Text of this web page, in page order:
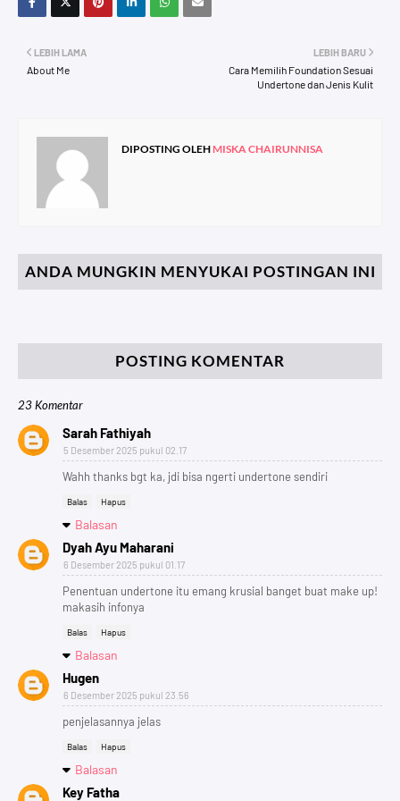
LEBIH BARU
Cara Memilih Foundation Sesuai
Undertone dan Jenis Kulit
LEBIH LAMA
About Me
DIPOSTING OLEH MISKA CHAIRUNNISA
ANDA MUNGKIN MENYUKAI POSTINGAN INI
POSTING KOMENTAR
23 Komentar
Sarah Fathiyah
5 Desember 2025 pukul 02.17
Wahh thanks bgt ka, jdi bisa ngerti undertone sendiri
Balas Hapus
Balasan
Dyah Ayu Maharani
6 Desember 2025 pukul 01.17
Penentuan undertone itu emang krusial banget buat make up!
makasih infonya
Balas Hapus
Balasan
Hugen
6 Desember 2025 pukul 23.56
penjelasannya jelas
Balas Hapus
Balasan
Key Fatha